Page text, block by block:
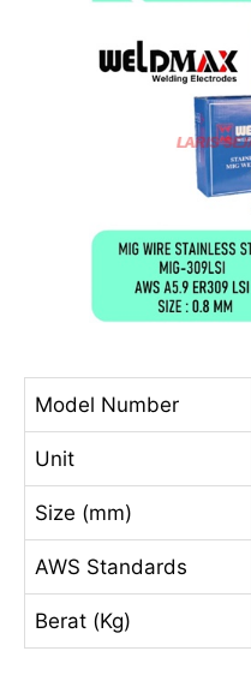
Model Number
Unit
Size (mm)
AWS Standards
Berat (Kg)